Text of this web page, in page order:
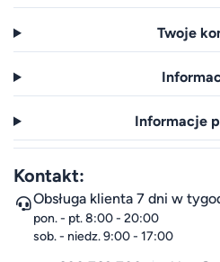
Twoje
Informacje
Kontakt:
Obsługa klienta 7 dni w
pon. - pt. 8:00 - 20:00
sob. - niedz. 9:00 - 17:00